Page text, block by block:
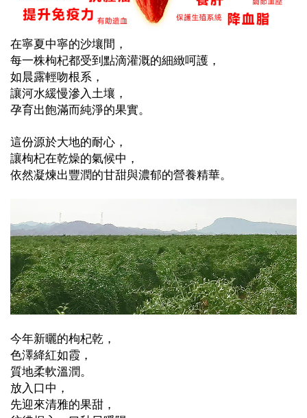
在寧夏中寧的沙壤間，
每一株枸杞都受到點滴灌溉的細緻呵護，
如晨露輕吻根系，
讓河水緩慢滲入土壤，
孕育出飽滿而純淨的果實。
這份源於大地的耐心，
讓枸杞在乾燥的氣候中，
依然凝煉出豐潤的甘甜與濃郁的營養精華。
今年新曬的枸杞乾，
色澤絳紅如霞，
質地柔軟溫潤。
放入口中，
先迎來清雅的果甜，